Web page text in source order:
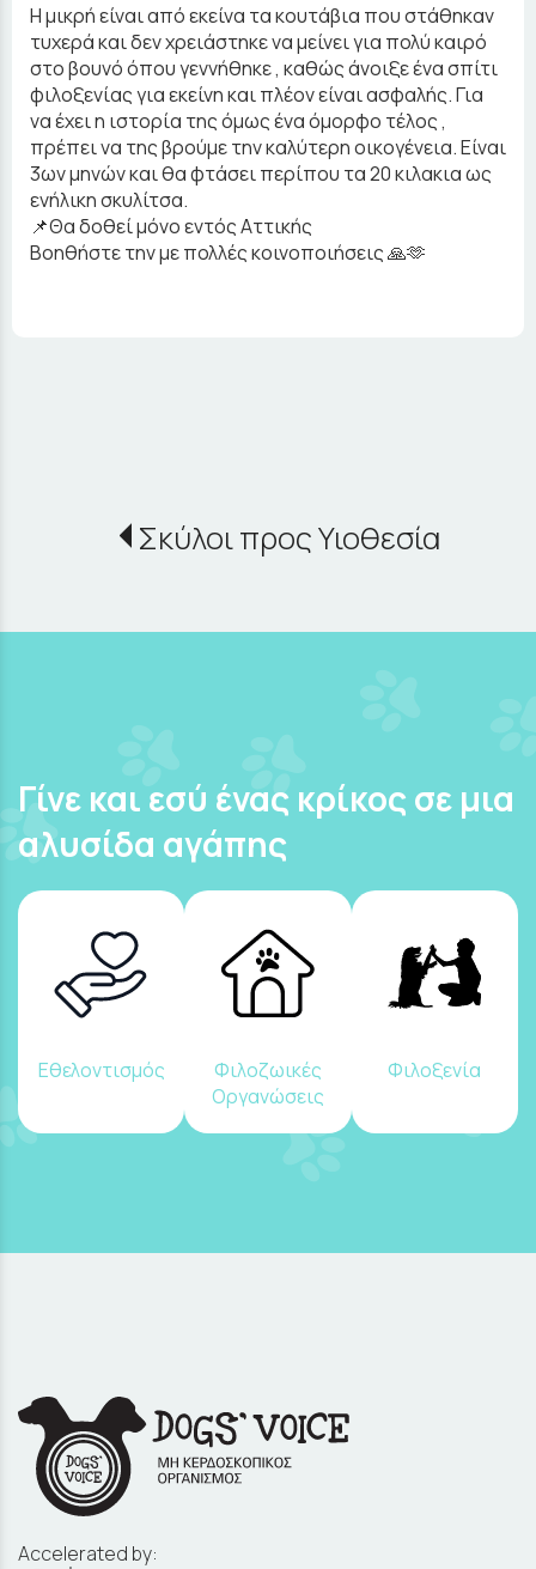
Η μικρή είναι από εκείνα τα κουτάβια που στάθηκαν
τυχερά και δεν χρειάστηκε να μείνει για πολύ καιρό
στο βουνό όπου γεννήθηκε , καθώς άνοιξε ένα σπίτι
φιλοξενίας για εκείνη και πλέον είναι ασφαλής. Για
να έχει η ιστορία της όμως ένα όμορφο τέλος ,
πρέπει να της βρούμε την καλύτερη οικογένεια. Είναι
3ων μηνών και θα φτάσει περίπου τα 20 κιλακια ως
ενήλικη σκυλίτσα.
📌Θα δοθεί μόνο εντός Αττικής
Βοηθήστε την με πολλές κοινοποιήσεις 🙏🫶
Σκύλοι προς Υιοθεσία
Γίνε και εσύ ένας κρίκος σε μια
αλυσίδα αγάπης
Εθελοντισμός
Φιλοζωικές
Οργανώσεις
Φιλοξενία
Accelerated by: